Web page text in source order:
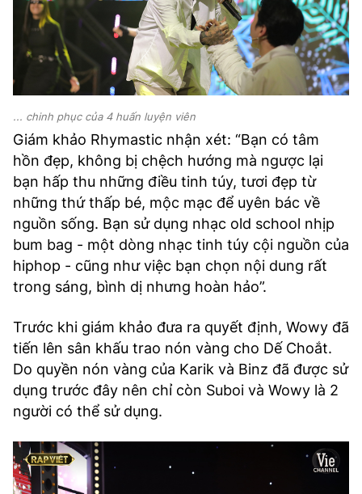
... chinh phục của 4 huấn luyện viên
Giám khảo Rhymastic nhận xét: “Bạn có tâm
hồn đẹp, không bị chệch hướng mà ngược lại
bạn hấp thu những điều tinh túy, tươi đẹp từ
những thứ thấp bé, mộc mạc để uyên bác về
nguồn sống. Bạn sử dụng nhạc old school nhịp
bum bag - một dòng nhạc tinh túy cội nguồn của
hiphop - cũng như việc bạn chọn nội dung rất
trong sáng, bình dị nhưng hoàn hảo”.
Trước khi giám khảo đưa ra quyết định, Wowy đã
tiến lên sân khấu trao nón vàng cho Dế Choắt.
Do quyền nón vàng của Karik và Binz đã được sử
dụng trước đây nên chỉ còn Suboi và Wowy là 2
người có thể sử dụng.